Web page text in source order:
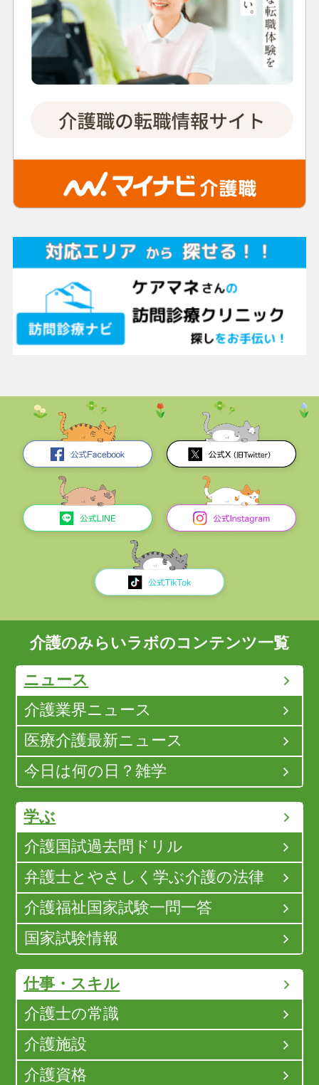
介護のみらいラボのコンテンツ一覧
ニュース
介護業界ニュース
医療介護最新ニュース
今日は何の日？雑学
学ぶ
介護国試過去問ドリル
弁護士とやさしく学ぶ介護の法律
介護福祉国家試験一問一答
国家試験情報
仕事・スキル
介護士の常識
介護施設
介護資格